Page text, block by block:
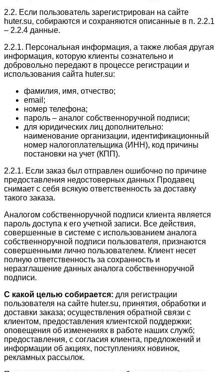
2.2. Если пользователь зарегистрирован на сайте
huter.su, собираются и сохраняются описанные в п. 2.2.1
– 2.2.4 данные.
2.2.1. Персональная информация, а также любая другая
информация, которую клиенты сознательно и
добровольно передают в процессе регистрации и
использования сайта huter.su:
фамилия, имя, отчество;
email;
номер телефона;
пароль – аналог собственноручной подписи;
для юридических лиц дополнительно:
наименование организации, идентификационный
номер налогоплательщика (ИНН), код причины
постановки на учет (КПП).
2.2.1. Если заказ был отправлен ошибочно по причине
предоставления недостоверных данных Продавец
снимает с себя всякую ответственность за доставку
такого заказа.
Аналогом собственноручной подписи клиента является
пароль доступа к его учетной записи. Все действия,
совершенные в системе с использованием аналога
собственноручной подписи пользователя, признаются
совершенными лично пользователем. Клиент несет
полную ответственность за сохранность и
неразглашение данных аналога собственноручной
подписи.
С какой целью собирается: для регистрации
пользователя на сайте huter.su, принятия, обработки и
доставки заказа; осуществления обратной связи с
клиентом, предоставления клиентской поддержки;
оповещения об изменениях в работе наших служб;
предоставления, с согласия клиента, предложений и
информации об акциях, поступлениях новинок,
рекламных рассылок.